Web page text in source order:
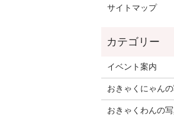
サイトマップ
イベント案内
おきゃくにゃん
おきゃくわんの